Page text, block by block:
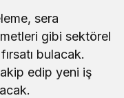
sera
gibi sektörel
bulacak.
edip yeni iş